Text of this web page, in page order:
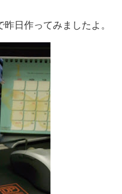
日作ってみましたよ。